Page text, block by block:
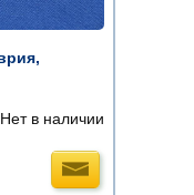
Нет в наличии